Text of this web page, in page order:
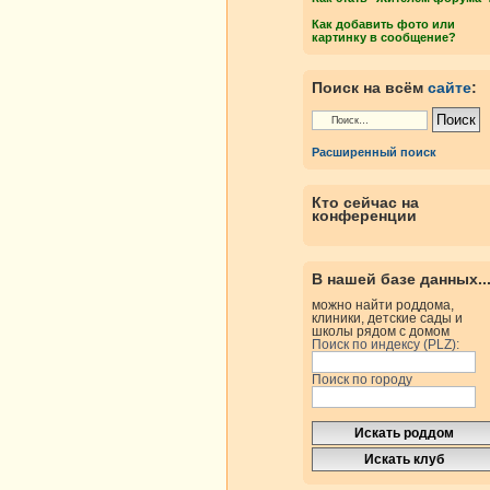
Как добавить фото или
картинку в сообщение?
Поиск на всём сайте:
Расширенный поиск
Кто сейчас на
конференции
В нашей базе данных...
можно найти роддома,
клиники, детские сады и
школы рядом с домом
Поиск по индексу (PLZ):
Поиск по городу